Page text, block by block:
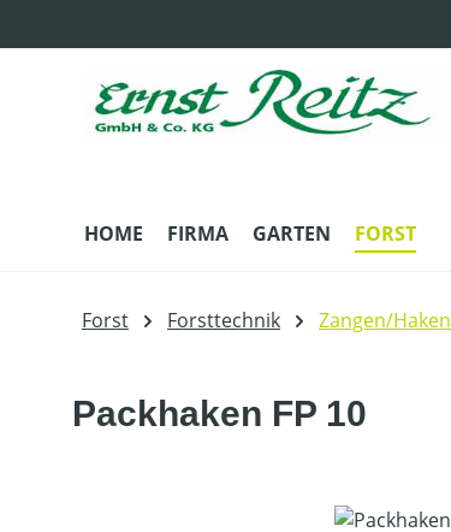
HOME FIRMA GARTEN FORST
Forst Forsttechnik Zangen/Haken
Packhaken FP 10